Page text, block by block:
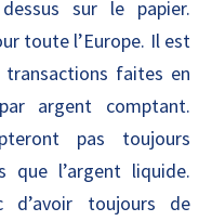
sur le papier.
toute l’Europe. Il est
faites en
argent comptant.
pas toujours
que l’argent liquide.
d’avoir toujours de